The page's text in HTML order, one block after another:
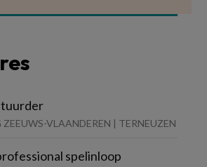
VLAANDEREN | TERNEUZEN
spelinloop